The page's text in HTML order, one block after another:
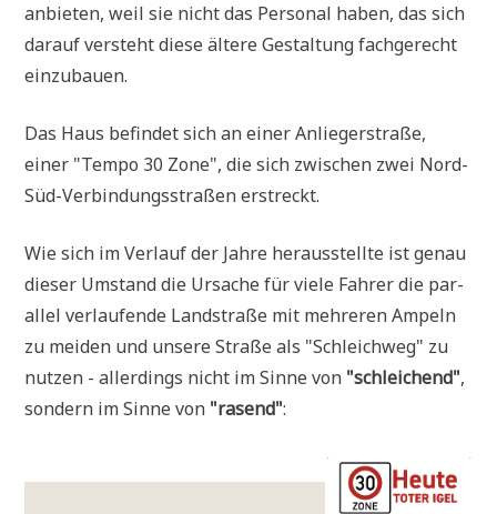
anbie­ten, weil sie nicht das Per­so­nal haben, das sich
dar­auf ver­steht die­se älte­re Gestal­tung fach­ge­recht
einzubauen.
Das Haus befin­det sich an einer Anlie­ger­stra­ße,
einer "Tem­po 30 Zone", die sich zwi­schen zwei Nord-
Süd-Ver­bin­dungs­stra­ßen erstreckt.
Wie sich im Ver­lauf der Jah­re her­aus­stell­te ist genau
die­ser Umstand die Ursa­che für vie­le Fah­rer die par­
al­lel ver­lau­fen­de Land­stra­ße mit meh­re­ren Ampeln
zu mei­den und unse­re Stra­ße als "Schleich­weg" zu
nut­zen - aller­dings nicht im Sin­ne von "schlei­chend",
son­dern im Sin­ne von "rasend":